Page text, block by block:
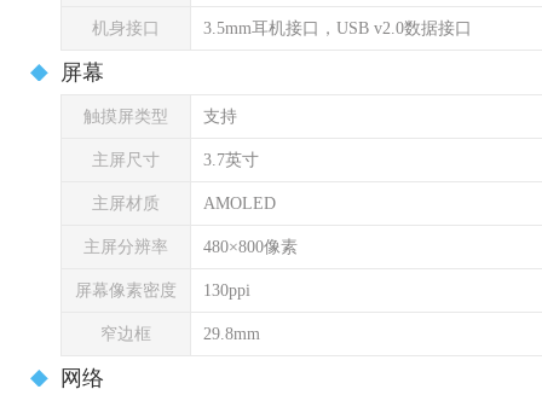
机身接口 3.5mm耳机接口，USB v2.0数据接口
屏幕
触摸屏类型 支持
主屏尺寸 3.7英寸
主屏材质 AMOLED
主屏分辨率 480×800像素
屏幕像素密度 130ppi
窄边框 29.8mm
网络